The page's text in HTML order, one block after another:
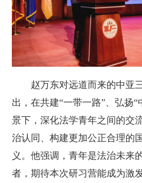
赵万东对远道而来的中亚
出，在共建“一带一路”、弘扬
景下，深化法学青年之间的交
治认同、构建更加公正合理的
义。他强调，青年是法治未来
者，期待本次研习营能成为激